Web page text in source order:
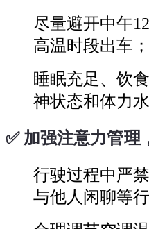
尽量避开中午
高温时段出车；
睡眠充足、饮
神状态和体力水
✅ 加强注意力管理
行驶过程中严
与他人闲聊等行